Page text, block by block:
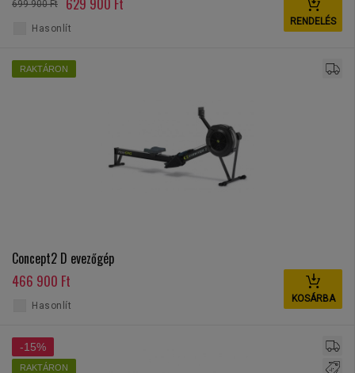
699 900 Ft
RENDELÉS
Hasonlít
RAKTÁRON
Concept2 D evezőgép
466 900 Ft
KOSÁRBA
Hasonlít
-15%
RAKTÁRON